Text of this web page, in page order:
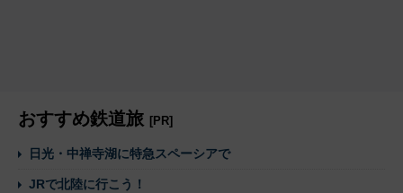
おすすめ鉄道旅 [PR]
日光・中禅寺湖に特急スペーシアで
JRで北陸に行こう！